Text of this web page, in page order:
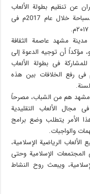
عن تنظیم بطولة الألعاب
الریاضیة الإسلامیة کرکوب الخیل، والرمایة، والسباحة خلال عام 2017م فی
مشهد عاصمة الثقافة
مؤکداً أن توجیه الدعوة إلی
فی بطولة الألعاب
فی رفع الخلافات بین هذه
مشهد هم من الشباب، مصرحاً
مجال الألعاب التقلیدیة
هذا الأمر یتطلب وضع برامج
والواجبات.
الریاضیة الإسلامیة،
المجتمعات الإسلامیة وحتی
ویبعث روح النشاط